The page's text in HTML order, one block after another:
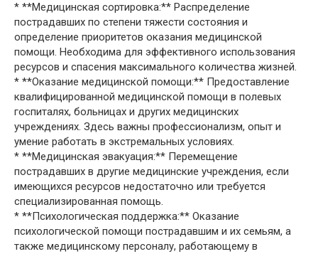
* **Медицинская сортировка:** Распределение
пострадавших по степени тяжести состояния и
определение приоритетов оказания медицинской
помощи. Необходима для эффективного использования
ресурсов и спасения максимального количества жизней.
* **Оказание медицинской помощи:** Предоставление
квалифицированной медицинской помощи в полевых
госпиталях, больницах и других медицинских
учреждениях. Здесь важны профессионализм, опыт и
умение работать в экстремальных условиях.
* **Медицинская эвакуация:** Перемещение
пострадавших в другие медицинские учреждения, если
имеющихся ресурсов недостаточно или требуется
специализированная помощь.
* **Психологическая поддержка:** Оказание
психологической помощи пострадавшим и их семьям, а
также медицинскому персоналу, работающему в